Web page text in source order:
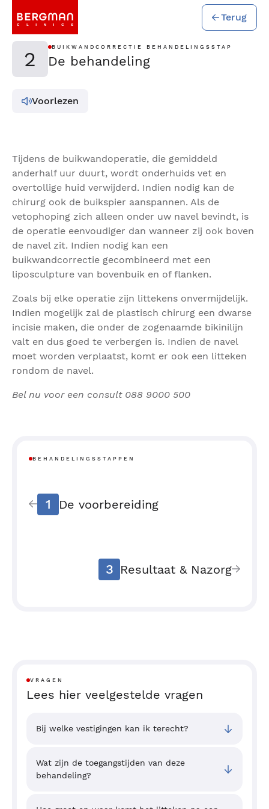
Terug
2 BUIKWANDCORRECTIE BEHANDELINGSSTAP
De behandeling
Voorlezen
Tijdens de buikwandoperatie, die gemiddeld
anderhalf uur duurt, wordt onderhuids vet en
overtollige huid verwijderd. Indien nodig kan de
chirurg ook de buikspier aanspannen. Als de
vetophoping zich alleen onder uw navel bevindt, is
de operatie eenvoudiger dan wanneer zij ook boven
de navel zit. Indien nodig kan een
buikwandcorrectie gecombineerd met een
liposculpture van bovenbuik en of flanken.
Zoals bij elke operatie zijn littekens onvermijdelijk.
Indien mogelijk zal de plastisch chirurg een dwarse
incisie maken, die onder de zogenaamde bikinilijn
valt en dus goed te verbergen is. Indien de navel
moet worden verplaatst, komt er ook een litteken
rondom de navel.
Bel nu voor een consult 088 9000 500
BEHANDELINGSSTAPPEN
1 De voorbereiding
3 Resultaat & Nazorg
VRAGEN
Lees hier veelgestelde vragen
Bij welke vestigingen kan ik terecht?
Wat zijn de toegangstijden van deze
behandeling?